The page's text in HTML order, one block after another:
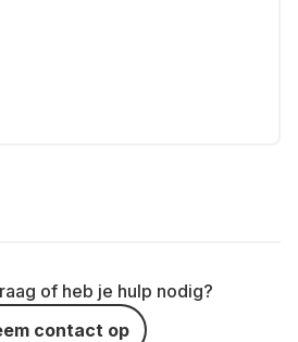
of heb je hulp nodig?
contact op